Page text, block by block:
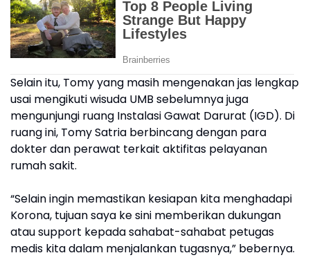
Selain itu, Tomy yang masih mengenakan jas lengkap
usai mengikuti wisuda UMB sebelumnya juga
mengunjungi ruang Instalasi Gawat Darurat (IGD). Di
ruang ini, Tomy Satria berbincang dengan para
dokter dan perawat terkait aktifitas pelayanan
rumah sakit.
“Selain ingin memastikan kesiapan kita menghadapi
Korona, tujuan saya ke sini memberikan dukungan
atau support kepada sahabat-sahabat petugas
medis kita dalam menjalankan tugasnya,” bebernya.